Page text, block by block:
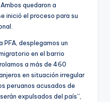
quedaron a
inició el proceso para su
PFA, desplegamos un
en el barrio
a más de 460
en situación irregular
peruanos acusados de
expulsados del país”,